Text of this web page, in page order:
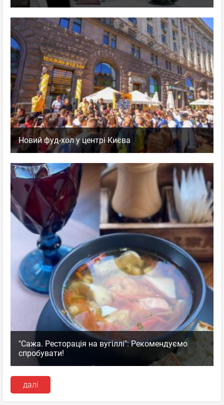
Новий фуд-хол у центрі Києва
"Сажа. Ресторація на вугіллі": Рекомендуємо
спробувати!
далі